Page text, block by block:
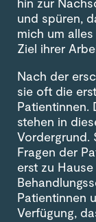
und spüren,
mich um
Ziel ihrer
Nach der
sie oft die
Patientinnen.
stehen in
Vordergrund.
Fragen der
erst zu
Patientinnen
Verfügung,